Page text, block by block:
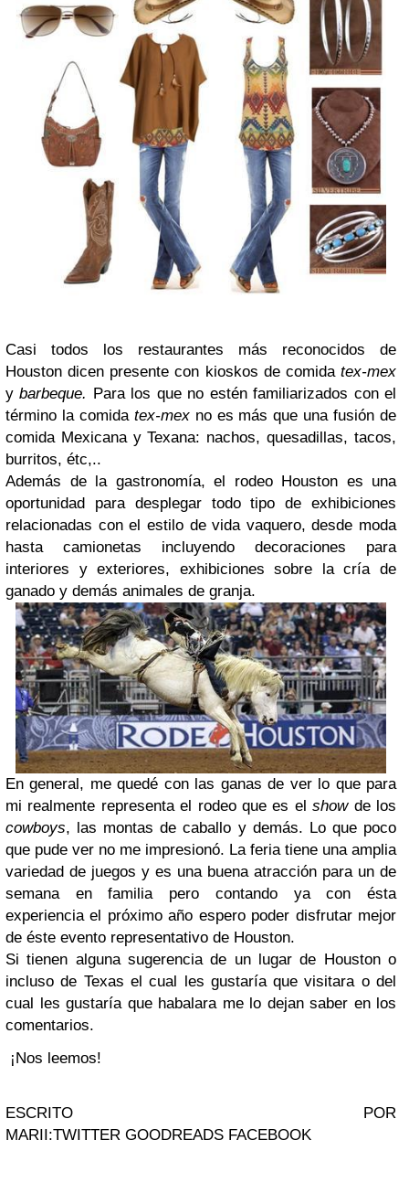
Casi todos los restaurantes más reconocidos de
Houston dicen presente con kioskos de comida tex-mex
ybarbeque. Para los que no estén familiarizados con el
término la comidatex-mexno es más que una fusión de
comida Mexicana y Texana: nachos, quesadillas, tacos,
burritos, étc,..
Además de la gastronomía, el rodeo Houston es una
oportunidad para desplegar todo tipo de exhibiciones
relacionadas con el estilo de vida vaquero, desde moda
hasta camionetas incluyendo decoraciones para
interiores y exteriores, exhibiciones sobre la cría de
ganado y demás animales de granja.
En general, me quedé con las ganas de ver lo que para
mi realmente representa el rodeo que es elshowde los
cowboys, las montas de caballo y demás. Lo que poco
que pude ver no me impresionó. La feria tiene una amplia
variedad de juegos y es una buena atracción para un de
semana en familia pero contando ya con ésta
experiencia el próximo año espero poder disfrutar mejor
de éste evento representativo de Houston.
Si tienen alguna sugerencia de un lugar de Houston o
incluso de Texas el cual les gustaría que visitara o del
cual les gustaría que habalara me lo dejan saber en los
comentarios.
¡Nos leemos!
ESCRITO POR
MARII:TWITTER GOODREADS FACEBOOK